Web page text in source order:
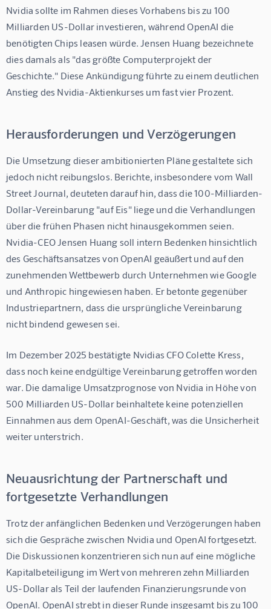
Nvidia sollte im Rahmen dieses Vorhabens bis zu 100
Milliarden US-Dollar investieren, während OpenAI die
benötigten Chips leasen würde. Jensen Huang bezeichnete
dies damals als "das größte Computerprojekt der
Geschichte." Diese Ankündigung führte zu einem deutlichen
Anstieg des Nvidia-Aktienkurses um fast vier Prozent.
Herausforderungen und Verzögerungen
Die Umsetzung dieser ambitionierten Pläne gestaltete sich
jedoch nicht reibungslos. Berichte, insbesondere vom Wall
Street Journal, deuteten darauf hin, dass die 100-Milliarden-
Dollar-Vereinbarung "auf Eis" liege und die Verhandlungen
über die frühen Phasen nicht hinausgekommen seien.
Nvidia-CEO Jensen Huang soll intern Bedenken hinsichtlich
des Geschäftsansatzes von OpenAI geäußert und auf den
zunehmenden Wettbewerb durch Unternehmen wie Google
und Anthropic hingewiesen haben. Er betonte gegenüber
Industriepartnern, dass die ursprüngliche Vereinbarung
nicht bindend gewesen sei.
Im Dezember 2025 bestätigte Nvidias CFO Colette Kress,
dass noch keine endgültige Vereinbarung getroffen worden
war. Die damalige Umsatzprognose von Nvidia in Höhe von
500 Milliarden US-Dollar beinhaltete keine potenziellen
Einnahmen aus dem OpenAI-Geschäft, was die Unsicherheit
weiter unterstrich.
Neuausrichtung der Partnerschaft und
fortgesetzte Verhandlungen
Trotz der anfänglichen Bedenken und Verzögerungen haben
sich die Gespräche zwischen Nvidia und OpenAI fortgesetzt.
Die Diskussionen konzentrieren sich nun auf eine mögliche
Kapitalbeteiligung im Wert von mehreren zehn Milliarden
US-Dollar als Teil der laufenden Finanzierungsrunde von
OpenAI. OpenAI strebt in dieser Runde insgesamt bis zu 100